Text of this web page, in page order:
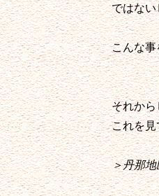
ではない
こんな事
それから
これを見
＞丹那地